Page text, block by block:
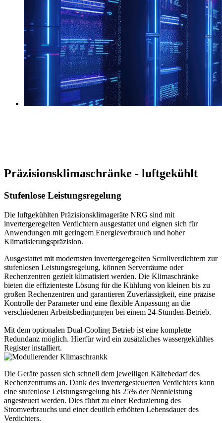
Präzisionsklimaschränke - luftgekühlt
Stufenlose Leistungsregelung
Die luftgekühlten Präzisionsklimageräte NRG sind mit
invertergeregelten Verdichtern ausgestattet und eignen sich für
Anwendungen mit geringem Energieverbrauch und hoher
Klimatisierungspräzision.
Ausgestattet mit modernsten invertergeregelten Scrollverdichtern zur
stufenlosen Leistungsregelung, können Serverräume oder
Rechenzentren gezielt klimatisiert werden. Die Klimaschränke
bieten die effizienteste Lösung für die Kühlung von kleinen bis zu
großen Rechenzentren und garantieren Zuverlässigkeit, eine präzise
Kontrolle der Parameter und eine flexible Anpassung an die
verschiedenen Arbeitsbedingungen bei einem 24-Stunden-Betrieb.
Mit dem optionalen Dual-Cooling Betrieb ist eine komplette
Redundanz möglich. Hierfür wird ein zusätzliches wassergekühltes
Register installiert.
Die Geräte passen sich schnell dem jeweiligen Kältebedarf des
Rechenzentrums an. Dank des invertergesteuerten Verdichters kann
eine stufenlose Leistungsregelung bis 25% der Nennleistung
angesteuert werden. Dies führt zu einer Reduzierung des
Stromverbrauchs und einer deutlich erhöhten Lebensdauer des
Verdichters.